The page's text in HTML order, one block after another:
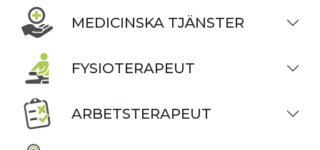
MEDICINSKA TJÄNSTER
FYSIOTERAPEUT
ARBETSTERAPEUT